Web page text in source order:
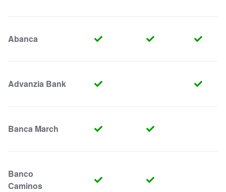
Abanca
Advanzia Bank
Banca March
Banco
Caminos